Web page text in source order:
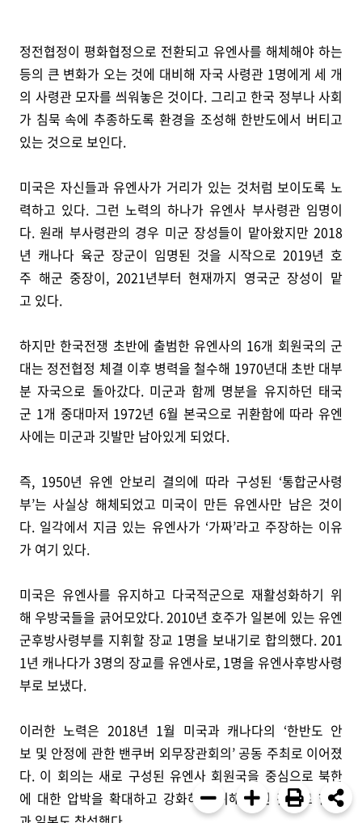
정전협정이 평화협정으로 전환되고 유엔사를 해체해야 하는
등의 큰 변화가 오는 것에 대비해 자국 사령관 1명에게 세 개
의 사령관 모자를 씌워놓은 것이다. 그리고 한국 정부나 사회
가 침묵 속에 추종하도록 환경을 조성해 한반도에서 버티고
있는 것으로 보인다.
미국은 자신들과 유엔사가 거리가 있는 것처럼 보이도록 노
력하고 있다. 그런 노력의 하나가 유엔사 부사령관 임명이
다. 원래 부사령관의 경우 미군 장성들이 맡아왔지만 2018
년 캐나다 육군 장군이 임명된 것을 시작으로 2019년 호
주 해군 중장이, 2021년부터 현재까지 영국군 장성이 맡
고 있다.
하지만 한국전쟁 초반에 출범한 유엔사의 16개 회원국의 군
대는 정전협정 체결 이후 병력을 철수해 1970년대 초반 대부
분 자국으로 돌아갔다. 미군과 함께 명분을 유지하던 태국
군 1개 중대마저 1972년 6월 본국으로 귀환함에 따라 유엔
사에는 미군과 깃발만 남아있게 되었다.
즉, 1950년 유엔 안보리 결의에 따라 구성된 ‘통합군사령
부’는 사실상 해체되었고 미국이 만든 유엔사만 남은 것이
다. 일각에서 지금 있는 유엔사가 ‘가짜’라고 주장하는 이유
가 여기 있다.
미국은 유엔사를 유지하고 다국적군으로 재활성화하기 위
해 우방국들을 긁어모았다. 2010년 호주가 일본에 있는 유엔
군후방사령부를 지휘할 장교 1명을 보내기로 합의했다. 201
1년 캐나다가 3명의 장교를 유엔사로, 1명을 유엔사후방사령
부로 보냈다.
이러한 노력은 2018년 1월 미국과 캐나다의 ‘한반도 안
보 및 안정에 관한 밴쿠버 외무장관회의’ 공동 주최로 이어졌
다. 이 회의는 새로 구성된 유엔사 회원국을 중심으로 북한
에 대한 압박을 확대하고 강화하기 위해 열린 것으로 한국